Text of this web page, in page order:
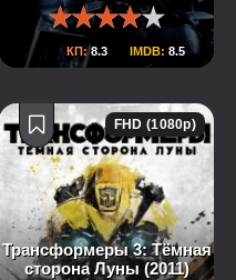
КП:8.3 IMDB: 8.5
Трансформеры 3: Тёмная
сторона Луны (2011)
FHD (1080p)